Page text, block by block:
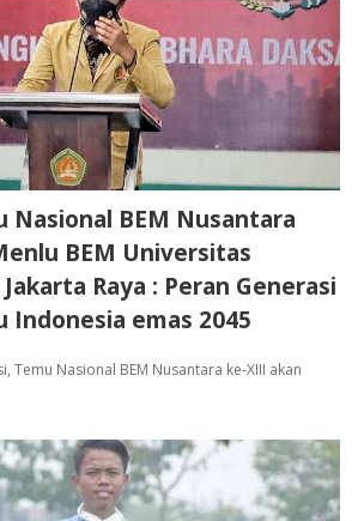
Nasional BEM Nusantara
BEM Universitas
Raya : Peran Generasi
Indonesia emas 2045
Temu Nasional BEM Nusantara ke-XIII akan